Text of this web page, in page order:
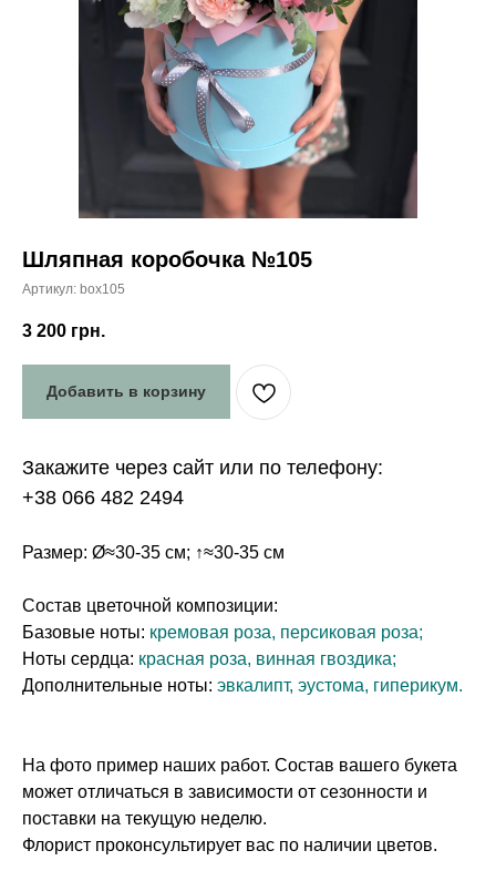
Шляпная коробочка №105
Артикул: box105
3 200 грн.
Добавить в корзину
Закажите через сайт или по телефону:
+38 066 482 2494
Размер: Ø≈30-35 см; ↑≈30-35 см
Состав цветочной композиции:
Базовые ноты: кремовая роза, персиковая роза;
Ноты сердца: красная роза, винная гвоздика;
Дополнительные ноты: эвкалипт, эустома, гиперикум.
На фото пример наших работ. Состав вашего букета
может отличаться в зависимости от сезонности и
поставки на текущую неделю.
Флорист проконсультирует вас по наличии цветов.